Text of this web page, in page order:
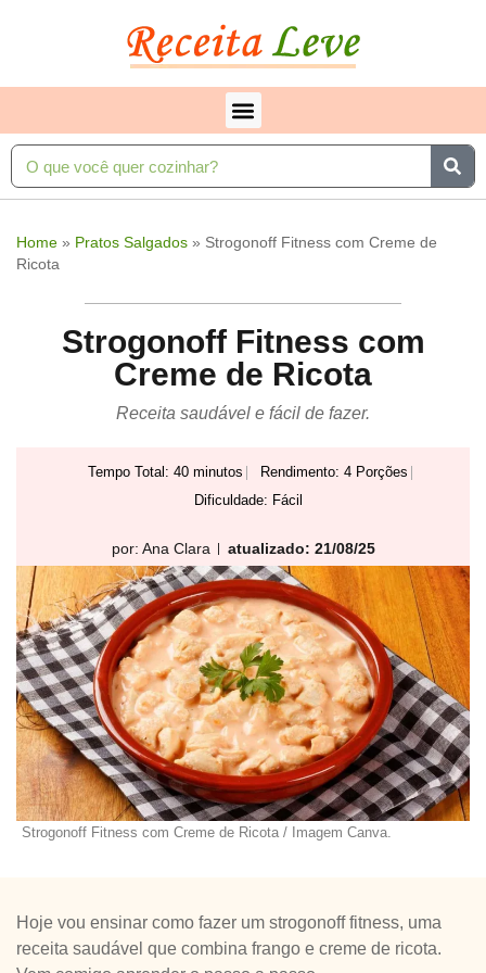
Home » Pratos Salgados » Strogonoff Fitness com Creme de
Ricota
Strogonoff Fitness com
Creme de Ricota
Receita saudável e fácil de fazer.
Tempo Total: 40 minutos
Rendimento: 4 Porções
Dificuldade: Fácil
por: Ana Clara atualizado: 21/08/25
Strogonoff Fitness com Creme de Ricota / Imagem Canva.
Hoje vou ensinar como fazer um strogonoff fitness, uma
receita saudável que combina frango e creme de ricota.